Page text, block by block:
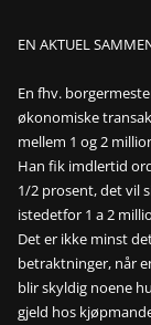
EN AKTUEL
En fhv.
økonomiske
mellem 1 og 2
Han fik imdlertid
1/2 prosent, det vil
istedetfor 1 a 2
Det er ikke minst
betraktninger, når
blir skyldig noene
gjeld hos